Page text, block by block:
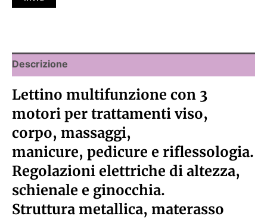
Descrizione
Lettino multifunzione con 3
motori per trattamenti viso,
corpo, massaggi,
manicure, pedicure e riflessologia.
Regolazioni elettriche di altezza,
schienale e ginocchia.
Struttura metallica, materasso